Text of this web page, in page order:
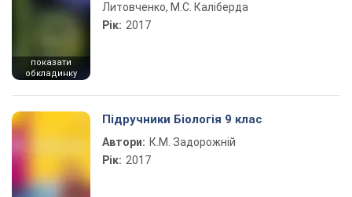
показати
обкладинку
Литовченко, М.С. Каліберда
Рік: 2017
Підручники Біологія 9 клас
Автори: К.М. Задорожній
Рік: 2017